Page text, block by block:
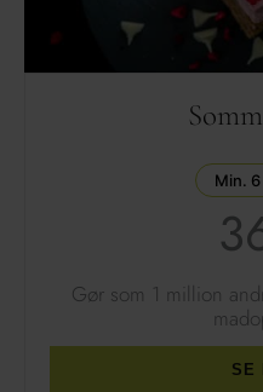
Min.
Gør som 1 million
SE